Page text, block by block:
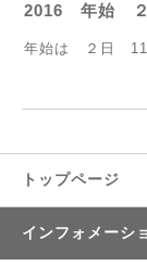
2016 年始 ２
年始は ２日 11
トップページ
インフォメーシ